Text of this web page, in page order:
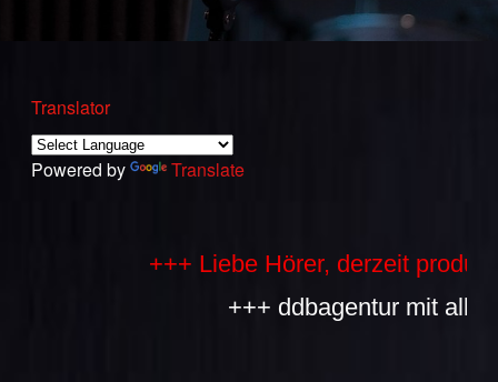
Translator
Powered by Translate
+++ Liebe Hörer, derzeit
+++ ddbagentur mit allen